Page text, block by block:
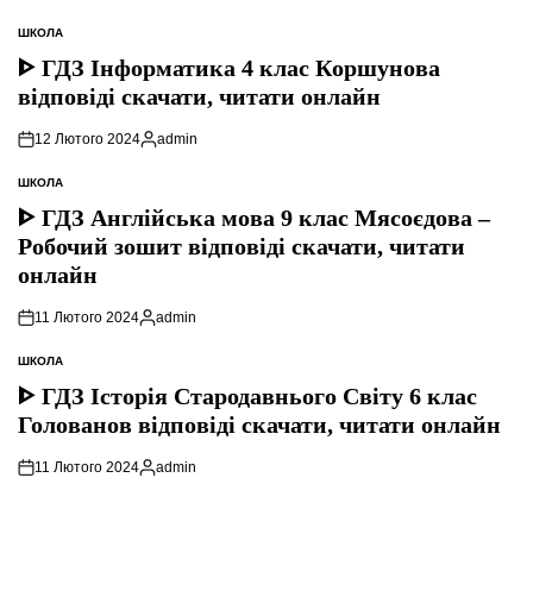
ОПУБЛІКУВАТИ
У
ШКОЛА
ᐈ ГДЗ Інформатика 4 клас Коршунова
відповіді скачати, читати онлайн
12 Лютого 2024
Опубліковано
admin
ОПУБЛІКУВАТИ
У
ШКОЛА
ᐈ ГДЗ Англійська мова 9 клас Мясоєдова –
Робочий зошит відповіді скачати, читати
онлайн
11 Лютого 2024
Опубліковано
admin
ОПУБЛІКУВАТИ
У
ШКОЛА
ᐈ ГДЗ Історія Стародавнього Свiту 6 клас
Голованов відповіді скачати, читати онлайн
11 Лютого 2024
Опубліковано
admin